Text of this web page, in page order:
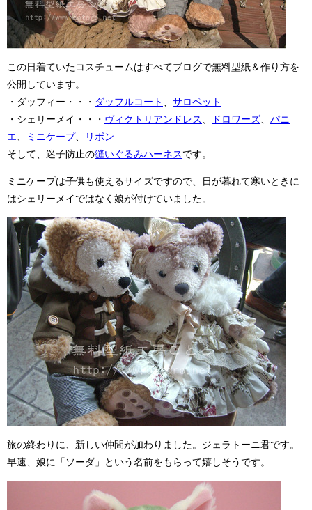
この日着ていたコスチュームはすべてブログで無料型紙＆作り方を
公開しています。
・ダッフィー・・・ ダッフルコート
サロペット
・シェリーメイ・・・ ヴィクトリアンドレス ドロワーズ
パニ
エ
ミニケープ、
リボン
そして、迷子防止の縫いぐるみハーネス です。
ミニケープは子供も使えるサイズですので、日が暮れて寒いときに
はシェリーメイではなく娘が付けていました。
旅の終わりに、新しい仲間が加わりました。ジェラトーニ君です。
早速、娘に「ソーダ」という名前をもらって嬉しそうです。